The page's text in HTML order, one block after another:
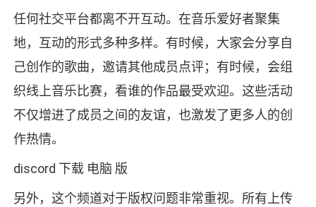
任何社交平台都离不开互动。在音乐爱好者聚集
地，互动的形式多种多样。有时候，大家会分享自
己创作的歌曲，邀请其他成员点评；有时候，会组
织线上音乐比赛，看谁的作品最受欢迎。这些活动
不仅增进了成员之间的友谊，也激发了更多人的创
作热情。
discord 下载 电脑 版
另外，这个频道对于版权问题非常重视。所有上传